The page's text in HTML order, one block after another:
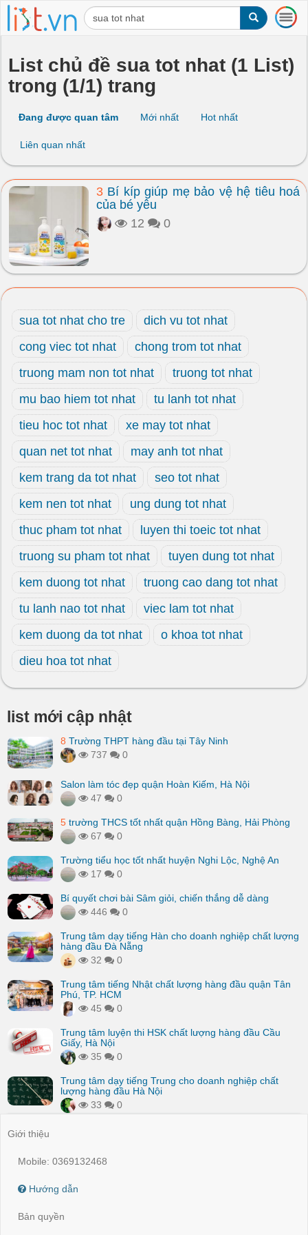
T
o
l
a
t
List chủ đề sua tot nhat (1 List)
trong (1/1) trang
Đang được quan tâm Mới nhất Hot nhất
Liên quan nhất
3 Bí kíp giúp mẹ bảo vệ hệ tiêu hoá
của bé yêu
12
0
sua tot nhat cho tre
dich vu tot nhat
cong viec tot nhat
chong trom tot nhat
truong mam non tot nhat
truong tot nhat
mu bao hiem tot nhat
tu lanh tot nhat
tieu hoc tot nhat
xe may tot nhat
quan net tot nhat
may anh tot nhat
kem trang da tot nhat
seo tot nhat
kem nen tot nhat
ung dung tot nhat
thuc pham tot nhat
luyen thi toeic tot nhat
truong su pham tot nhat
tuyen dung tot nhat
kem duong tot nhat
truong cao dang tot nhat
tu lanh nao tot nhat
viec lam tot nhat
kem duong da tot nhat
o khoa tot nhat
dieu hoa tot nhat
list mới cập nhật
8 Trường THPT hàng đầu tại Tây Ninh
737
0
Salon làm tóc đẹp quận Hoàn Kiếm, Hà Nội
47
0
5 trường THCS tốt nhất quận Hồng Bàng, Hải Phòng
67
0
Trường tiểu học tốt nhất huyện Nghi Lộc, Nghệ An
17
0
Bí quyết chơi bài Sâm giỏi, chiến thắng dễ dàng
446
0
Trung tâm dạy tiếng Hàn cho doanh nghiệp chất lượng
hàng đầu Đà Nẵng
32
0
Trung tâm tiếng Nhật chất lượng hàng đầu quận Tân
Phú, TP. HCM
45
0
Trung tâm luyện thi HSK chất lượng hàng đầu Cầu
Giấy, Hà Nội
35
0
Trung tâm dạy tiếng Trung cho doanh nghiệp chất
lượng hàng đầu Hà Nội
33
0
Giới thiệu
Mobile: 0369132468
Hướng dẫn
Bản quyền